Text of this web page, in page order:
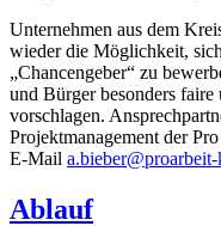
Unternehmen aus dem
wieder die Möglichkeit,
„Chancengeber“ zu
und Bürger besonders
vorschlagen.
Projektmanagement der
E-Mail
Ablauf